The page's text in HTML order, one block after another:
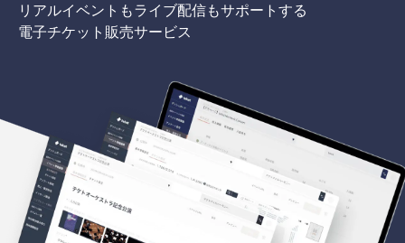
リアルイベントもライブ配信もサポートする
電子チケット販売サービス